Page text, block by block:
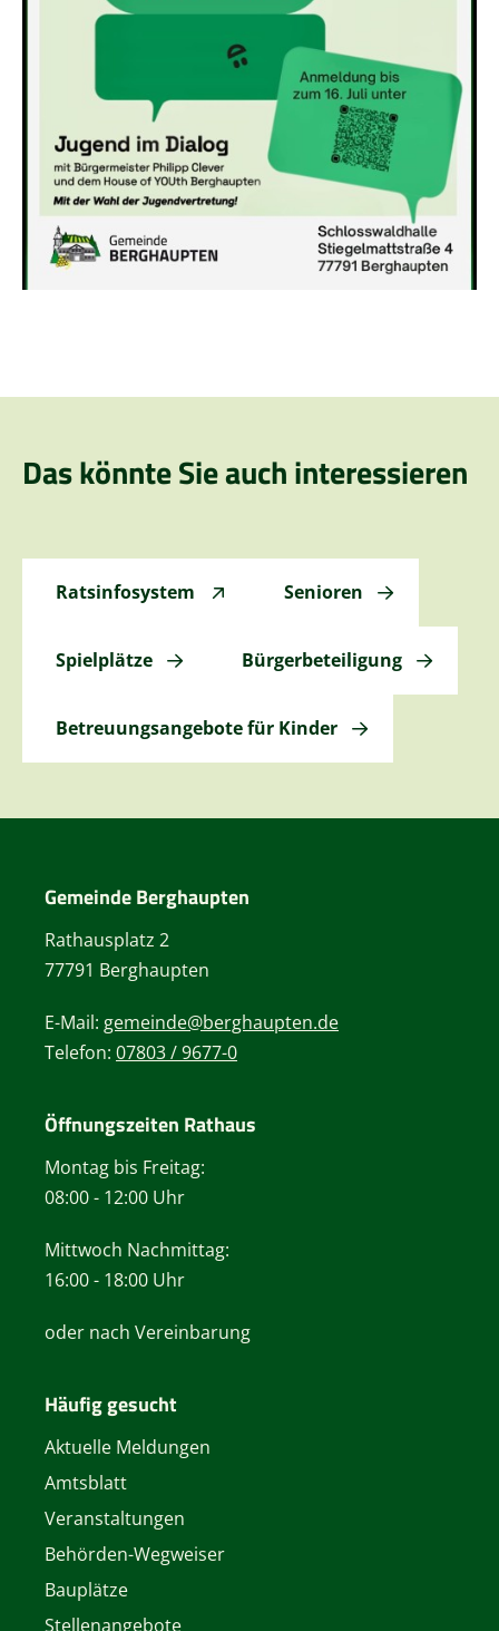
Das könnte Sie auch interessieren
Ratsinfosystem Senioren
Spielplätze Bürgerbeteiligung
Betreuungsangebote für Kinder
Gemeinde Berghaupten
Rathausplatz 2
77791 Berghaupten
E-Mail: gemeinde@berghaupten.de
Telefon: 07803 / 9677-0
Öffnungszeiten Rathaus
Montag bis Freitag:
08:00 - 12:00 Uhr
Mittwoch Nachmittag:
16:00 - 18:00 Uhr
oder nach Vereinbarung
Häufig gesucht
Aktuelle Meldungen
Amtsblatt
Veranstaltungen
Behörden-Wegweiser
Bauplätze
Stellenangebote